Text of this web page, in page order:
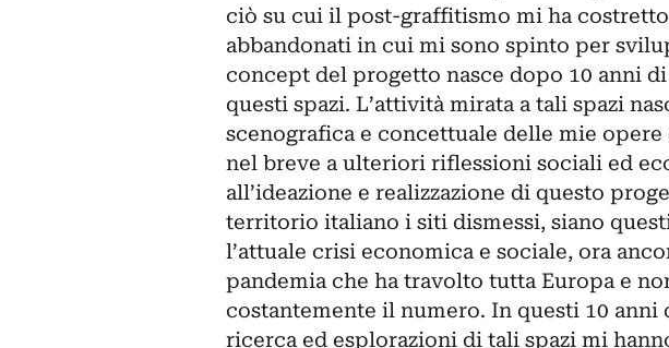
ciò su cui il post-graffitismo mi ha
abbandonati in cui mi sono spinto per
concept del progetto nasce dopo 10 anni
questi spazi. L’attività mirata a tali spazi
scenografica e concettuale delle mie
nel breve a ulteriori riflessioni sociali ed
all’ideazione e realizzazione di questo
territorio italiano i siti dismessi, siano
l’attuale crisi economica e sociale, ora
pandemia che ha travolto tutta Europa e
costantemente il numero. In questi 10
ricerca ed esplorazioni di tali spazi mi